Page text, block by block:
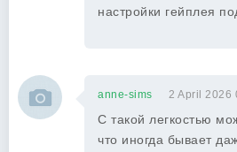
настройки гейплея
anne-sims 2 April 2026
С такой легкостью
что иногда бывает